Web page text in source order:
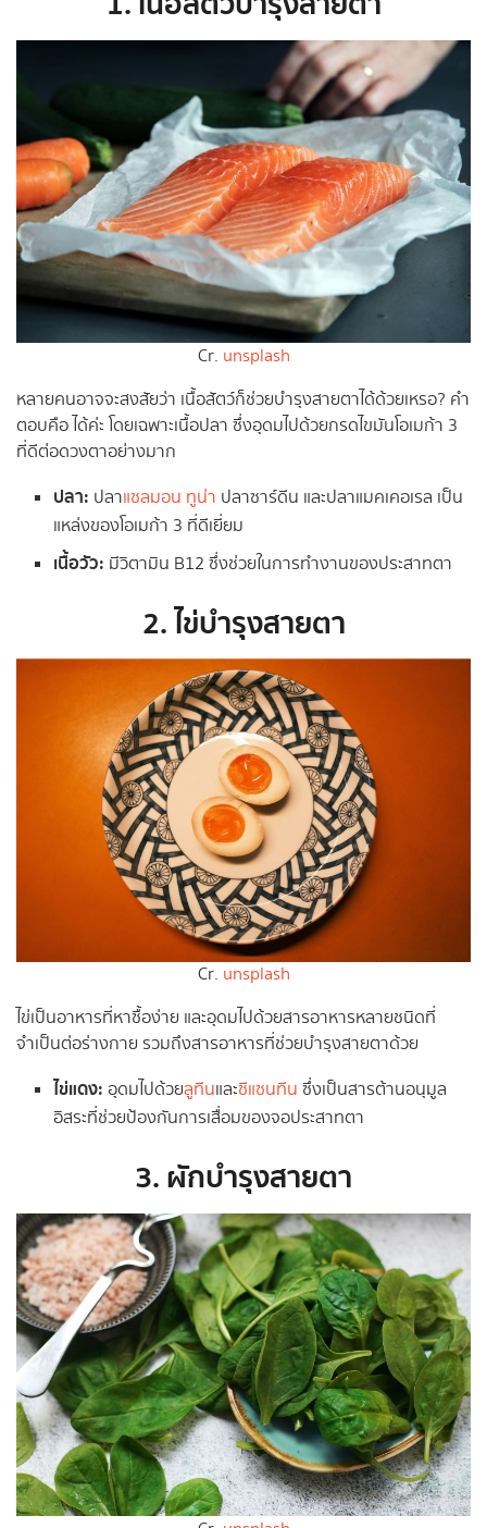
Cr. unsplash
หลายคนอาจจะสงสัยว่า เนื้อสัตว์ก็ช่วยบำรุงสายตาได้ด้วยเหรอ? คำ
ตอบคือ ได้ค่ะ โดยเฉพาะเนื้อปลา ซึ่งอุดมไปด้วยกรดไขมันโอเมก้า 3
ที่ดีต่อดวงตาอย่างมาก
ปลา: ปลาแซลมอน ทูน่า ปลาซาร์ดีน และปลาแมคเคอเรล เป็น
แหล่งของโอเมก้า 3 ที่ดีเยี่ยม
เนื้อวัว: มีวิตามิน B12 ซึ่งช่วยในการทำงานของประสาทตา
2. ไข่บำรุงสายตา
Cr. unsplash
ไข่เป็นอาหารที่หาซื้อง่าย และอุดมไปด้วยสารอาหารหลายชนิดที่
จำเป็นต่อร่างกาย รวมถึงสารอาหารที่ช่วยบำรุงสายตาด้วย
ไข่แดง: อุดมไปด้วยลูทีนและซีแซนทีน ซึ่งเป็นสารต้านอนุมูล
อิสระที่ช่วยป้องกันการเสื่อมของจอประสาทตา
3. ผักบำรุงสายตา